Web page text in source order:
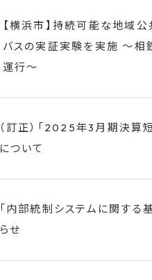
【横浜市】持続可能な地域
バスの実証実験を実施 ～
運行～
（訂正）「2025年3月期決算
について
「内部統制システムに関する
らせ